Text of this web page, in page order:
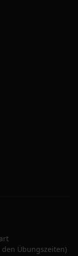
den Übungszeiten)